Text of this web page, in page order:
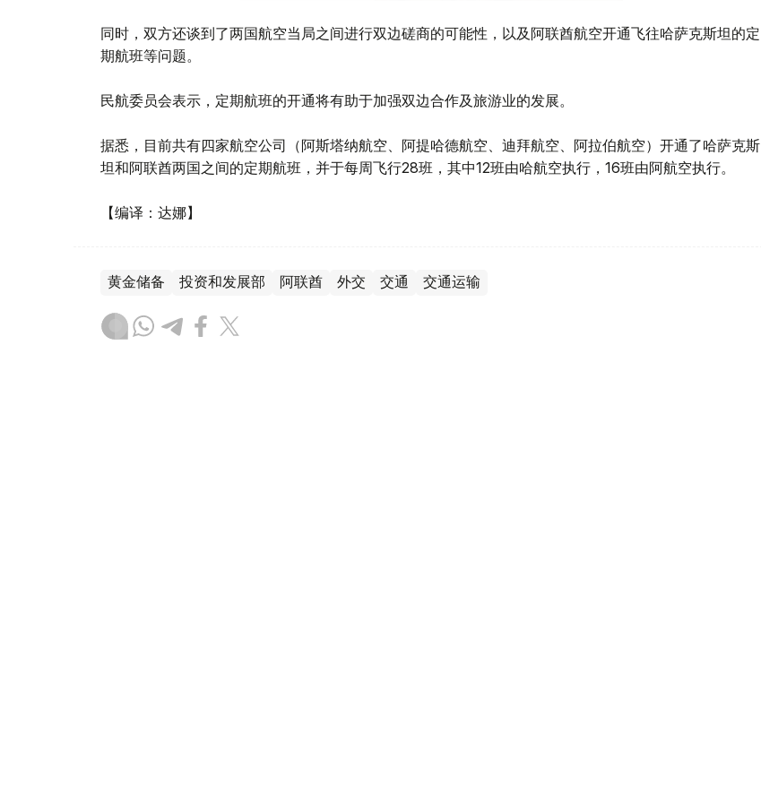
同时，双方还谈到了两国航空当局之间进行双边磋商的可能性，以及阿联酋航空开通飞往哈萨克斯坦的定
期航班等问题。
民航委员会表示，定期航班的开通将有助于加强双边合作及旅游业的发展。
据悉，目前共有四家航空公司（阿斯塔纳航空、阿提哈德航空、迪拜航空、阿拉伯航空）开通了哈萨克斯
坦和阿联酋两国之间的定期航班，并于每周飞行28班，其中12班由哈航空执行，16班由阿航空执行。
【编译：达娜】
黄金储备 投资和发展部 阿联酋 外交 交通 交通运输